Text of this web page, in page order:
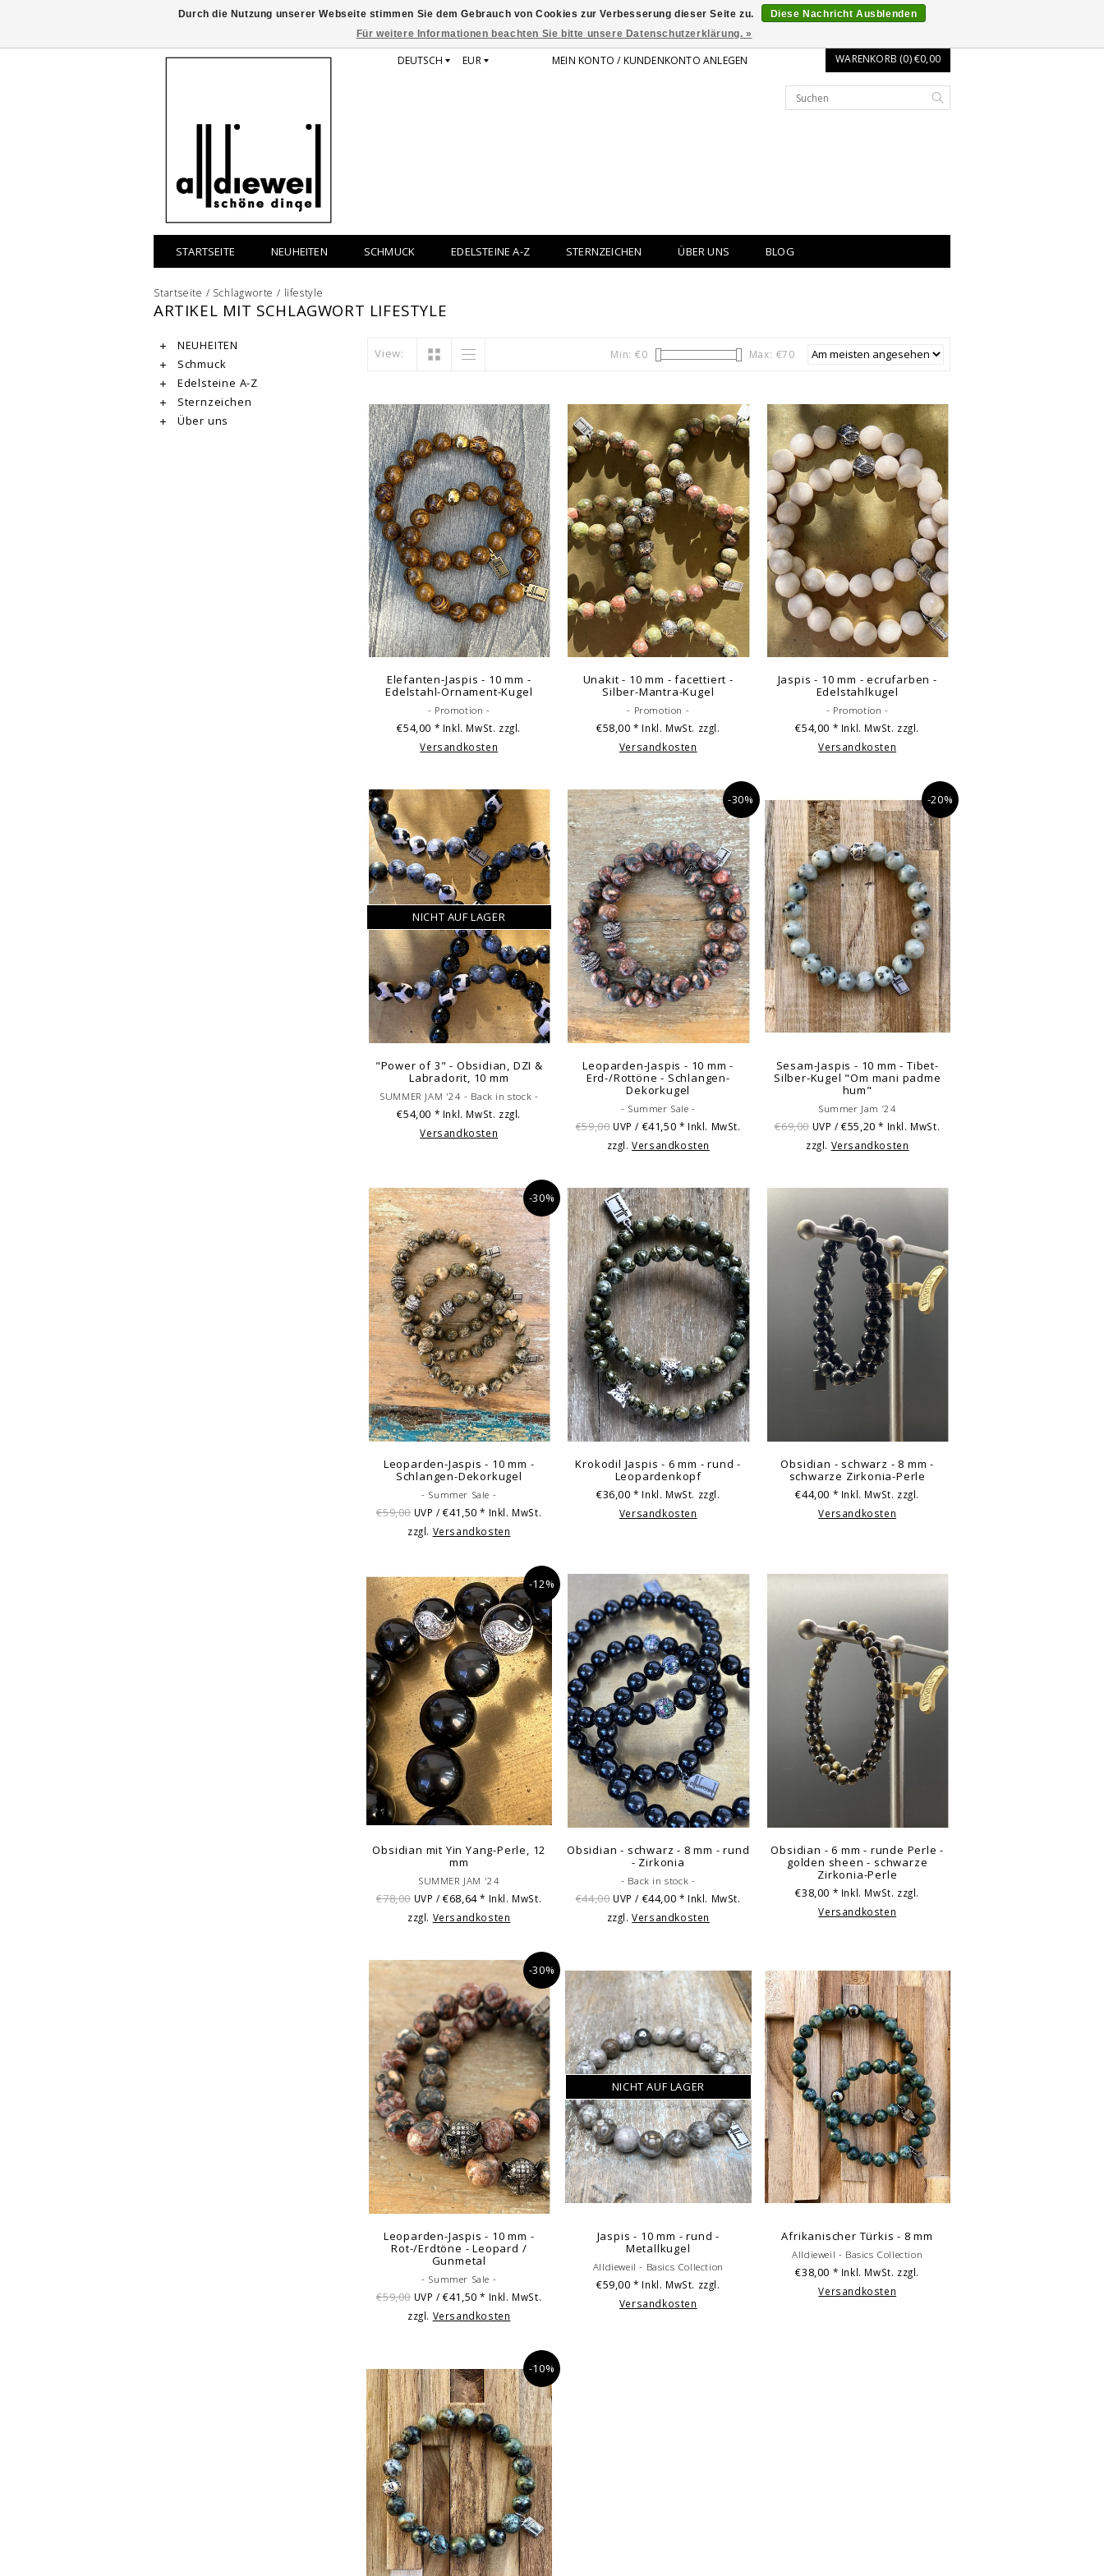
DEUTSCH EUR MEIN KONTO / KUNDENKONTO ANLEGEN WARENKORB (0) €0,00
STARTSEITE NEUHEITEN SCHMUCK EDELSTEINE A-Z STERNZEICHEN ÜBER UNS BLOG
Startseite / Schlagworte / lifestyle
ARTIKEL MIT SCHLAGWORT LIFESTYLE
NEUHEITEN
Schmuck
Edelsteine A-Z
Sternzeichen
Über uns
View: Min: €0 Max: €70
Elefanten-Jaspis - 10 mm -
Edelstahl-Ornament-Kugel
- Promotion -
€54,00 * Inkl. MwSt. zzgl.
Versandkosten
Unakit - 10 mm - facettiert -
Silber-Mantra-Kugel
- Promotion -
€58,00* Inkl. MwSt. zzgl.
Versandkosten
Jaspis - 10 mm - ecrufarben -
Edelstahlkugel
- Promotion -
€54,00 * Inkl. MwSt. zzgl.
Versandkosten
NICHT AUF LAGER
"Power of 3" - Obsidian, DZI &
Labradorit, 10 mm
SUMMER JAM '24 - Back in stock -
€54,00 * Inkl. MwSt. zzgl.
Versandkosten
-30%
Leoparden-Jaspis - 10 mm -
Erd-/Rottöne - Schlangen-
Dekorkugel
- Summer Sale -
€59,00 UVP / €41,50 * Inkl. MwSt.
zzgl.Versandkosten
-20%
Sesam-Jaspis - 10 mm - Tibet-
Silber-Kugel "Om mani padme
hum"
Summer Jam ‘24
€69,00 UVP / €55,20* Inkl. MwSt.
zzgl. Versandkosten
-30%
Leoparden-Jaspis - 10 mm -
Schlangen-Dekorkugel
- Summer Sale -
€59,00 UVP / €41,50* Inkl. MwSt.
zzgl. Versandkosten
Krokodil Jaspis - 6 mm - rund -
Leopardenkopf
€36,00* Inkl. MwSt. zzgl.
Versandkosten
Obsidian - schwarz - 8 mm -
schwarze Zirkonia-Perle
€44,00 * Inkl. MwSt. zzgl.
Versandkosten
-12%
Obsidian mit Yin Yang-Perle, 12
mm
SUMMER JAM '24
€78,00 UVP / €68,64* Inkl. MwSt.
zzgl. Versandkosten
Obsidian - schwarz - 8 mm - rund
- Zirkonia
- Back in stock -
€44,00 UVP / €44,00 * Inkl. MwSt.
zzgl.Versandkosten
Obsidian - 6 mm - runde Perle -
golden sheen - schwarze
Zirkonia-Perle
€38,00 * Inkl. MwSt. zzgl.
Versandkosten
-30%
Leoparden-Jaspis - 10 mm -
Rot-/Erdtöne - Leopard /
Gunmetal
- Summer Sale -
€59,00 UVP / €41,50* Inkl. MwSt.
zzgl. Versandkosten
NICHT AUF LAGER
Jaspis - 10 mm - rund -
Metallkugel
Alldieweil - Basics Collection
€59,00* Inkl. MwSt. zzgl.
Versandkosten
Afrikanischer Türkis - 8 mm
Alldieweil - Basics Collection
€38,00 * Inkl. MwSt. zzgl.
Versandkosten
-10%
Durch die Nutzung unserer Webseite stimmen Sie dem Gebrauch von Cookies zur Verbesserung dieser Seite zu.
Diese Nachricht Ausblenden
Für weitere Informationen beachten Sie bitte unsere Datenschutzerklärung. »